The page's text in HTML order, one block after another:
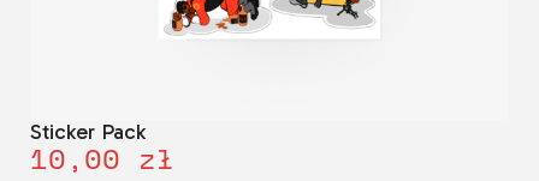
Sticker Pack
10,00 zł